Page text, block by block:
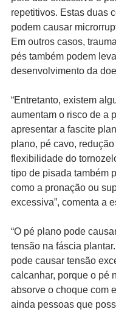
repetitivos. Estas duas
podem causar
Em outros casos,
pés também podem
desenvolvimento da
“Entretanto, existem
aumentam o risco de a
apresentar a fascite
plano, pé cavo, redução
flexibilidade do
tipo de pisada também
como a pronação ou
excessiva”, comenta a
“O pé plano pode
tensão na fáscia
pode causar tensão
calcanhar, porque o pé
absorve o choque com
ainda pessoas que